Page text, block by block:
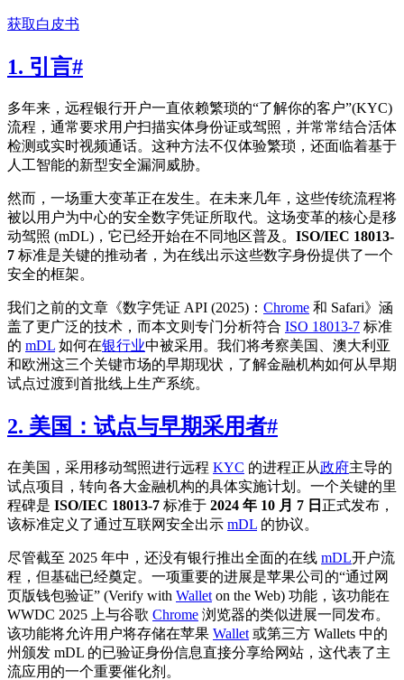
获取白皮书
1. 引言#
多年来，远程银行开户一直依赖繁琐的“了解你的客户”(KYC)
流程，通常要求用户扫描实体身份证或驾照，并常常结合活体
检测或实时视频通话。这种方法不仅体验繁琐，还面临着基于
人工智能的新型安全漏洞威胁。
然而，一场重大变革正在发生。在未来几年，这些传统流程将
被以用户为中心的安全数字凭证所取代。这场变革的核心是移
动驾照 (mDL)，它已经开始在不同地区普及。 ISO/IEC 18013-
7 标准是关键的推动者，为在线出示这些数字身份提供了一个
安全的框架。
我们之前的文章《数字凭证 API (2025)： Chrome 和 Safari》涵
盖了更广泛的技术，而本文则专门分析符合 ISO 18013-7 标准
的 mDL 如何在银行业中被采用。我们将考察美国、澳大利亚
和欧洲这三个关键市场的早期现状，了解金融机构如何从早期
试点过渡到首批线上生产系统。
2. 美国：试点与早期采用者#
在美国，采用移动驾照进行远程 KYC 的进程正从政府主导的
试点项目，转向各大金融机构的具体实施计划。一个关键的里
程碑是 ISO/IEC 18013-7 标准于 2024 年 10 月 7 日 正式发布，
该标准定义了通过互联网安全出示 mDL 的协议。
尽管截至 2025 年中，还没有银行推出全面的在线 mDL开户流
程，但基础已经奠定。一项重要的进展是苹果公司的“通过网
页版钱包验证” (Verify with Wallet on the Web) 功能，该功能在
WWDC 2025 上与谷歌 Chrome 浏览器的类似进展一同发布。
该功能将允许用户将存储在苹果 Wallet 或第三方 Wallets 中的
州颁发 mDL 的已验证身份信息直接分享给网站，这代表了主
流应用的一个重要催化剂。